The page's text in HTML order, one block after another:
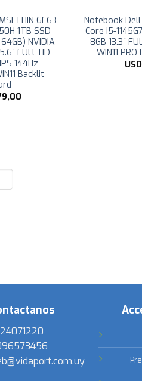
THIN GF63
1TB SSD
NVIDIA
FULL HD
144Hz
Backlit
Notebook
Core i5-
8GB 13.3″
WIN11
USD
24071220